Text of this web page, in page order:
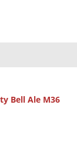
Bell Ale M36